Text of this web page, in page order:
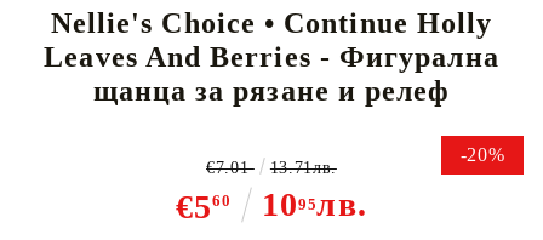
Nellie's Choice • Continue Holly
Leaves And Berries - Фигурална
щанца за рязане и релеф
-20%
€560 1095лв.
€7.01 13.71лв.